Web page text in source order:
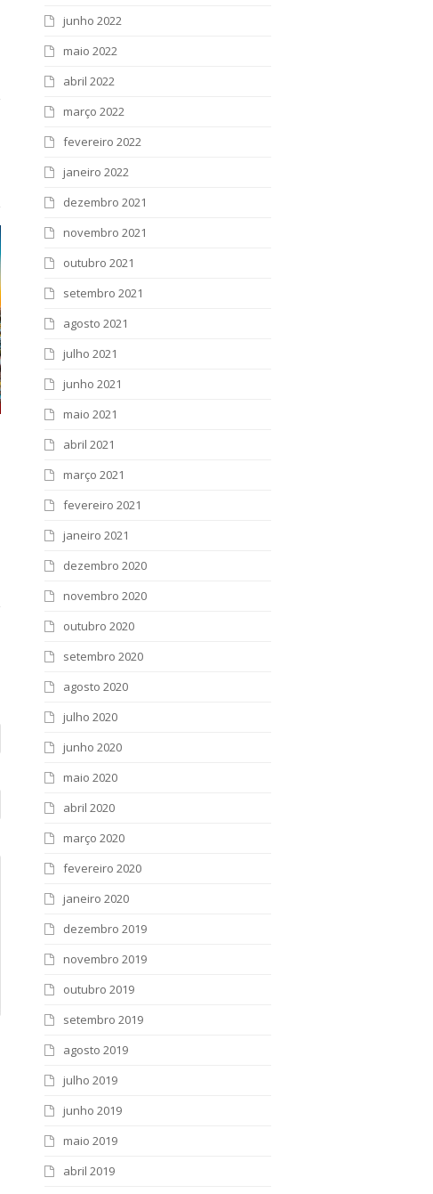
junho 2022
maio 2022
abril 2022
março 2022
fevereiro 2022
janeiro 2022
dezembro 2021
novembro 2021
outubro 2021
setembro 2021
agosto 2021
julho 2021
junho 2021
maio 2021
abril 2021
março 2021
fevereiro 2021
janeiro 2021
dezembro 2020
novembro 2020
outubro 2020
setembro 2020
agosto 2020
julho 2020
junho 2020
maio 2020
abril 2020
março 2020
fevereiro 2020
janeiro 2020
dezembro 2019
novembro 2019
outubro 2019
setembro 2019
agosto 2019
julho 2019
junho 2019
maio 2019
abril 2019